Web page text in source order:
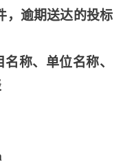
，逾期送达的投标
称、单位名称、